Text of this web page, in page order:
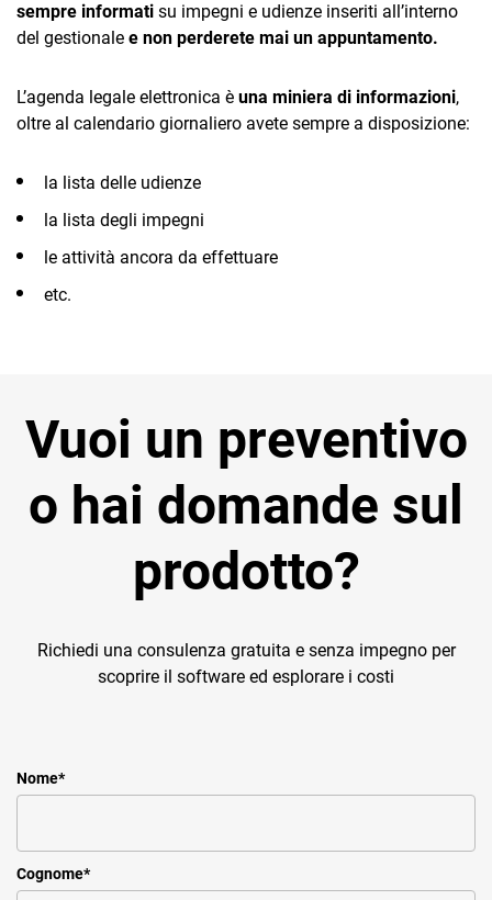
sempre informati su impegni e udienze inseriti all’interno
del gestionale e non perderete mai un appuntamento.
L’agenda legale elettronica è una miniera di informazioni,
oltre al calendario giornaliero avete sempre a disposizione:
la lista delle udienze
la lista degli impegni
le attività ancora da effettuare
etc.
Vuoi un preventivo
o hai domande sul
prodotto?
Richiedi una consulenza gratuita e senza impegno per
scoprire il software ed esplorare i costi
Nome*
Cognome*